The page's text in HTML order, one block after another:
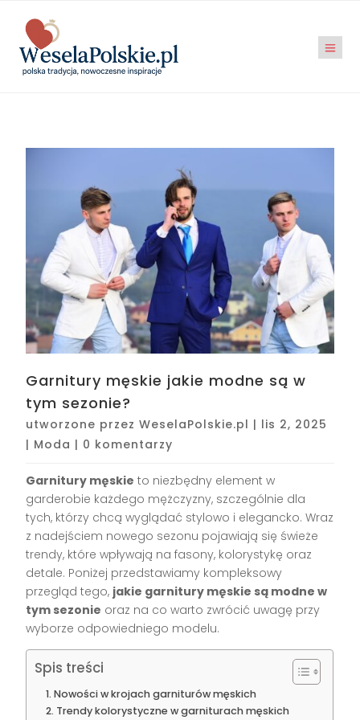
Garnitury męskie jakie modne są w
tym sezonie?
utworzone przezWeselaPolskie.pl | lis 2, 2025
| Moda | 0 komentarzy
Garnitury męskie to niezbędny element w
garderobie każdego mężczyzny, szczególnie dla
tych, którzy chcą wyglądać stylowo i elegancko. Wraz
z nadejściem nowego sezonu pojawiają się świeże
trendy, które wpływają na fasony, kolorystykę oraz
detale. Poniżej przedstawiamy kompleksowy
przegląd tego, jakie garnitury męskie są modne w
tym sezonie oraz na co warto zwrócić uwagę przy
wyborze odpowiedniego modelu.
Spis treści
Nowości w krojach garniturów męskich
Trendy kolorystyczne w garniturach męskich